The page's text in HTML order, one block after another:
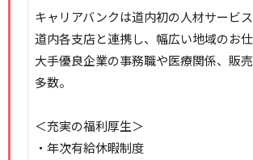
キャリアバンクは道内初の人材サービス
道内各支店と連携し、幅広い地域のお
大手優良企業の事務職や医療関係、販
多数。
＜充実の福利厚生＞
・年次有給休暇制度